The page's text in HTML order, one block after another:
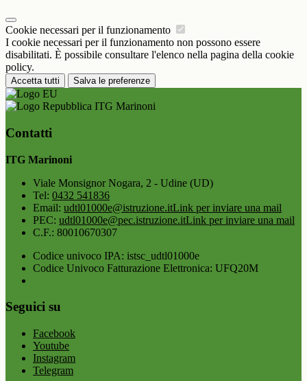
Cookie necessari per il funzionamento
I cookie necessari per il funzionamento non possono essere
disabilitati. È possibile consultare l'elenco nella pagina della cookie
policy.
Accetta tutti Salva le preferenze
ITG Marinoni
Contatti
ITG Marinoni
Viale Monsignor Nogara, 2 - Udine (UD)
Tel: 0432 541836
Email: udtl01000e@istruzione.itLink per inviare una mail
PEC: udtl01000e@pec.istruzione.itLink per inviare una mail
C.F.: 80010670307
Codice univoco IPA: istsc_udtl01000e
Codice Univoco Fatturazione Elettronica: UFQ20M
Seguici su
Facebook
Youtube
Instagram
Telegram